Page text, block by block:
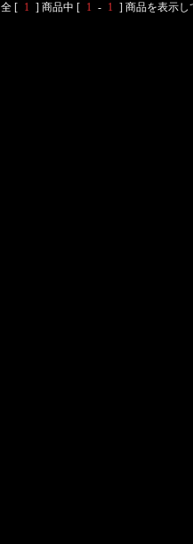
全 [ 1 ] 商品中 [ 1 - 1 ] 商品を表示し